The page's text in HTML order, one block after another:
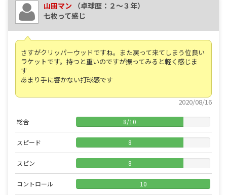
山田マン
（卓球歴：２～３年）
七枚って感じ
さすがクリッパーウッドですね。また戻って来てしまう位良い
ラケットです。持つと重いのですが振ってみると軽く感じま
す
あまり手に響かない打球感です
2020/08/16
総合 8/10
スピード 8
スピン 8
コントロール 10